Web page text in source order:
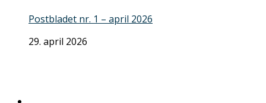
Postbladet nr. 1 – april 2026
29. april 2026